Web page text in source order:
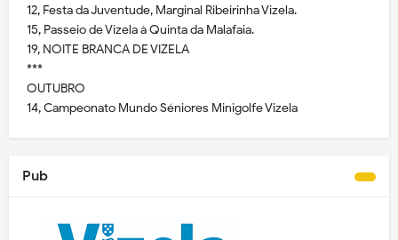
12, Festa da Juventude, Marginal Ribeirinha Vizela.
15, Passeio de Vizela à Quinta da Malafaia.
19, NOITE BRANCA DE VIZELA
***
OUTUBRO
14, Campeonato Mundo Séniores Minigolfe Vizela
Pub